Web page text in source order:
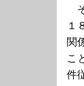
１
関
こ
件